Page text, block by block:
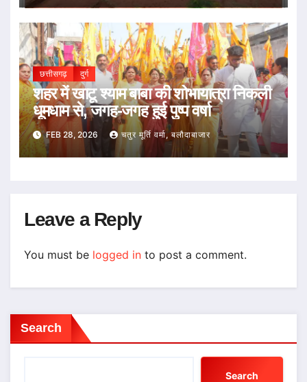
छत्तीसगढ़ दुर्ग
शहर में खाटू श्याम बाबा की शोभायात्रा निकली
धूमधाम से, जगह-जगह हुई पुष्प वर्षा
FEB 28, 2026 चतुर मूर्ति वर्मा, बलौदाबाजार
Leave a Reply
You must be logged in to post a comment.
Search
Search